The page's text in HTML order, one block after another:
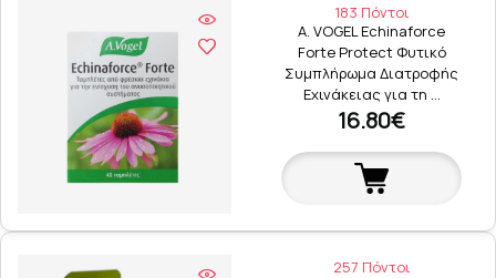
183 Πόντοι
A. VOGEL Echinaforce
Forte Protect Φυτικό
Συμπλήρωμα Διατροφής
Εχινάκειας για τη …
16.80€
257 Πόντοι